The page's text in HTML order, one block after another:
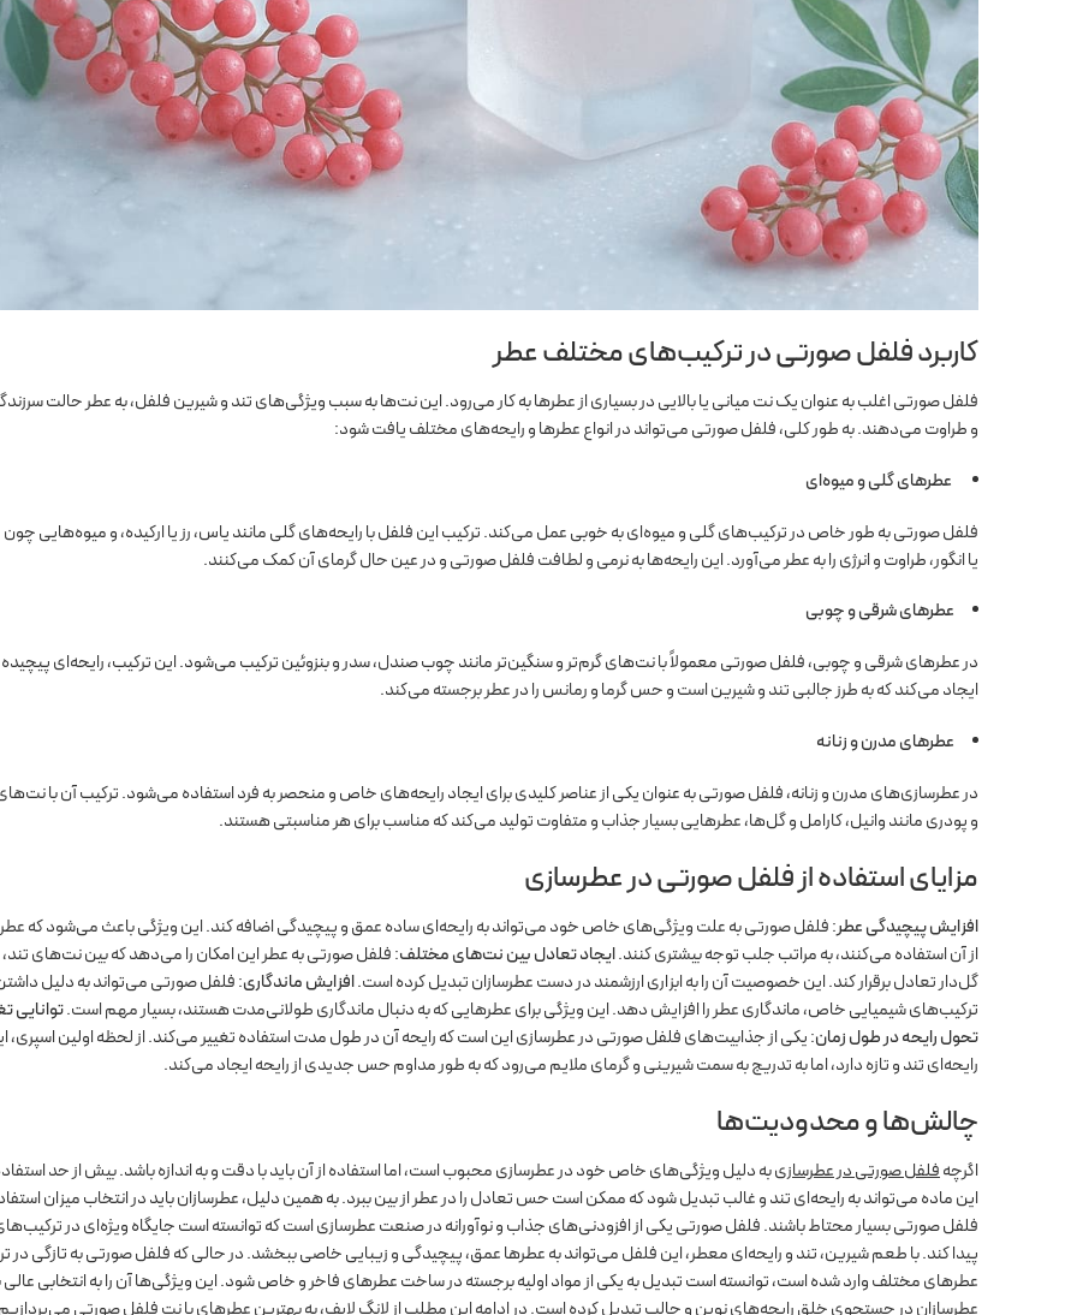
کاربرد فلفل صورتی در ترکیب‌های مختلف عطر
فلفل صورتی اغلب به عنوان یک نت میانی یا بالایی در بسیاری از عطرها به کار می‌رود. این نت‌ها به سبب ویژگی‌های تند و شیرین فلفل، به عطر حالت
و طراوت می‌دهند. به طور کلی، فلفل صورتی می‌تواند در انواع عطرها و رایحه‌های مختلف یافت شود:
عطرهای گلی و میوه‌ای
فلفل صورتی به طور خاص در ترکیب‌های گلی و میوه‌ای به خوبی عمل می‌کند. ترکیب این فلفل با رایحه‌های گلی مانند یاس، رز یا ارکیده، و میوه‌هایی چون
یا انگور، طراوت و انرژی را به عطر می‌آورد. این رایحه‌ها به نرمی و لطافت فلفل صورتی و در عین حال گرمای آن کمک می‌کنند.
عطرهای شرقی و چوبی
در عطرهای شرقی و چوبی، فلفل صورتی معمولاً با نت‌های گرم‌تر و سنگین‌تر مانند چوب صندل، سدر و بنزوئین ترکیب می‌شود. این ترکیب، رایحه‌ای
ایجاد می‌کند که به طرز جالبی تند و شیرین است و حس گرما و رمانس را در عطر برجسته می‌کند.
عطرهای مدرن و زنانه
در عطرسازی‌های مدرن و زنانه، فلفل صورتی به عنوان یکی از عناصر کلیدی برای ایجاد رایحه‌های خاص و منحصر به فرد استفاده می‌شود. ترکیب آن با
و پودری مانند وانیل، کارامل و گل‌ها، عطرهایی بسیار جذاب و متفاوت تولید می‌کند که مناسب برای هر مناسبتی هستند.
مزایای استفاده از فلفل صورتی در عطرسازی
افزایش پیچیدگی عطر: فلفل صورتی به علت ویژگی‌های خاص خود می‌تواند به رایحه‌ای ساده عمق و پیچیدگی اضافه کند. این ویژگی باعث می‌شود که
از آن استفاده می‌کنند، به مراتب جلب توجه بیشتری کنند.ایجاد تعادل بین نت‌های مختلف: فلفل صورتی به عطر این امکان را می‌دهد که بین نت‌های
گل‌دار تعادل برقرار کند. این خصوصیت آن را به ابزاری ارزشمند در دست عطرسازان تبدیل کرده است.افزایش ماندگاری: فلفل صورتی می‌تواند به دلیل
ترکیب‌های شیمیایی خاص، ماندگاری عطر را افزایش دهد. این ویژگی برای عطرهایی که به دنبال ماندگاری طولانی‌مدت هستند، بسیار مهم است.توانایی
تحول رایحه در طول زمان: یکی از جذابیت‌های فلفل صورتی در عطرسازی این است که رایحه‌ آن در طول مدت استفاده تغییر می‌کند. از لحظه اولین اسپری،
رایحه‌ای تند و تازه دارد، اما به تدریج به سمت شیرینی و گرمای ملایم می‌رود که به طور مداوم حس جدیدی از رایحه ایجاد می‌کند.
چالش‌ها و محدودیت‌ها
اگرچهفلفل صورتی در عطرسازیبه دلیل ویژگی‌های خاص خود در عطرسازی محبوب است، اما استفاده از آن باید با دقت و به اندازه باشد. بیش از حد
این ماده می‌تواند به رایحه‌ای تند و غالب تبدیل شود که ممکن است حس تعادل را در عطر از بین ببرد. به همین دلیل، عطرسازان باید در انتخاب میزان
فلفل صورتی بسیار محتاط باشند. فلفل صورتی یکی از افزودنی‌های جذاب و نوآورانه در صنعت عطرسازی است که توانسته است جایگاه ویژه‌ای در
پیدا کند. با طعم شیرین، تند و رایحه‌ای معطر، این فلفل می‌تواند به عطرها عمق، پیچیدگی و زیبایی خاصی ببخشد. در حالی که فلفل صورتی به تازگی در
عطرهای مختلف وارد شده است، توانسته است تبدیل به یکی از مواد اولیه برجسته در ساخت عطرهای فاخر و خاص شود. این ویژگی‌ها آن را به انتخابی عالی
عطرسازان در جستجوی خلق رایحه‌های نوین و جالب تبدیل کرده است. در ادامه این مطلب از لانگ لایف، به بهترین عطرهای با نت فلفل صورتی